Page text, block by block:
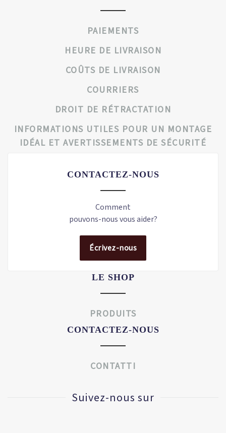
PAIEMENTS
HEURE DE LIVRAISON
COÛTS DE LIVRAISON
COURRIERS
DROIT DE RÉTRACTATION
INFORMATIONS UTILES POUR UN MONTAGE
IDÉAL ET AVERTISSEMENTS DE SÉCURITÉ
CONTACTEZ-NOUS
Comment
pouvons-nous vous aider?
Écrivez-nous
LE SHOP
PRODUITS
CONTACTEZ-NOUS
CONTATTI
Suivez-nous sur